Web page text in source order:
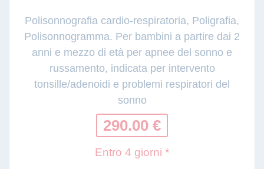
Polisonnografia cardio-respiratoria, Poligrafia,
Polisonnogramma. Per bambini a partire dai 2
anni e mezzo di età per apnee del sonno e
russamento, indicata per intervento
tonsille/adenoidi e problemi respiratori del
sonno
290.00 €
Entro 4 giorni *